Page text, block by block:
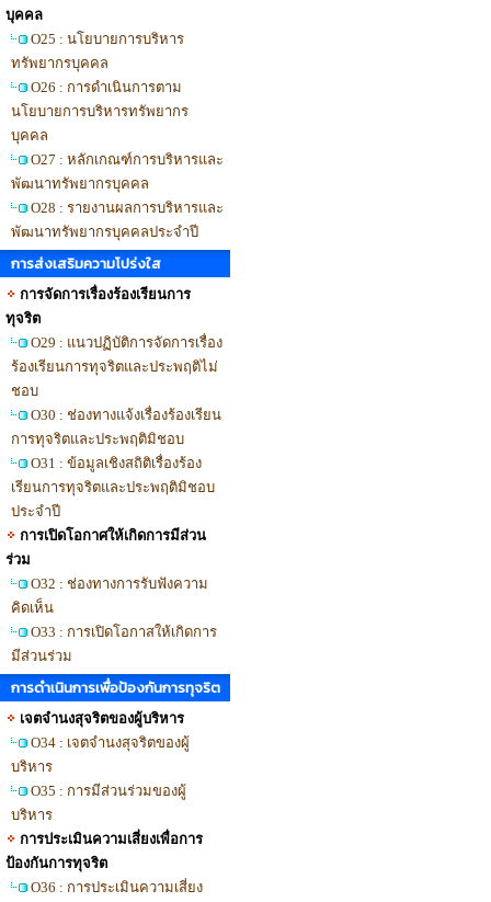
บุคคล
O25 : นโยบายการบริหาร
ทรัพยากรบุคคล
O26 : การดำเนินการตาม
นโยบายการบริหารทรัพยากร
บุคคล
O27 : หลักเกณฑ์การบริหารและ
พัฒนาทรัพยากรบุคคล
O28 : รายงานผลการบริหารและ
พัฒนาทรัพยากรบุคคลประจำปี
การส่งเสริมความโปร่งใส
การจัดการเรื่องร้องเรียนการ
ทุจริต
O29 : แนวปฏิบัติการจัดการเรื่อง
ร้องเรียนการทุจริตและประพฤติไม่
ชอบ
O30 : ช่องทางแจ้งเรื่องร้องเรียน
การทุจริตและประพฤติมิชอบ
O31 : ข้อมูลเชิงสถิติเรื่องร้อง
เรียนการทุจริตและประพฤติมิชอบ
ประจำปี
การเปิดโอกาศให้เกิดการมีส่วน
ร่วม
O32 : ช่องทางการรับฟังความ
คิดเห็น
O33 : การเปิดโอกาสให้เกิดการ
มีส่วนร่วม
การดำเนินการเพื่อป้องกันการทุจริต
เจตจำนงสุจริตของผู้บริหาร
O34 : เจตจำนงสุจริตของผู้
บริหาร
O35 : การมีส่วนร่วมของผู้
บริหาร
การประเมินความเสี่ยงเพื่อการ
ป้องกันการทุจริต
O36 : การประเมินความเสี่ยง